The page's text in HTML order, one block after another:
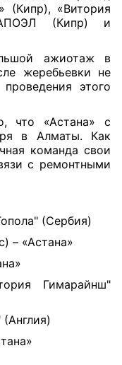
(Кипр), «Витория
АПОЭЛ (Кипр) и
ажиотаж в
жеребьевки не
этого
что «Астана» с
в Алматы. Как
команда свои
с ремонтными
(Сербия)
– «Астана»
Гимарайнш"